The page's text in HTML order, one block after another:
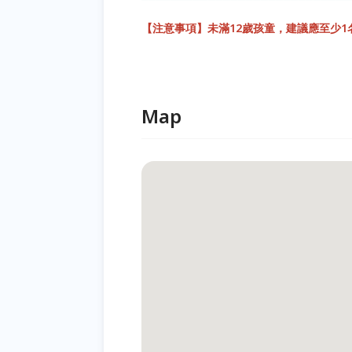
【注意事項】未滿12歲孩童，建議應至少
Map